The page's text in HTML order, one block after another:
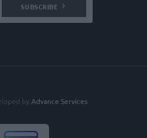
SUBSCRIBE
by Advance Services